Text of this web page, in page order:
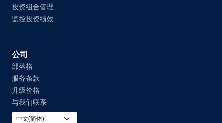
投资组合管理
监控投资绩效
公司
部落格
服务条款
升级价格
与我们联系